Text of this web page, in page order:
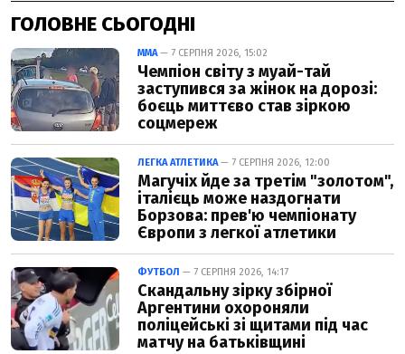
ГОЛОВНЕ СЬОГОДНІ
ММА— 7 СЕРПНЯ 2026, 15:02
Чемпіон світу з муай-тай
заступився за жінок на дорозі:
боєць миттєво став зіркою
соцмереж
ЛЕГКА АТЛЕТИКА— 7 СЕРПНЯ 2026, 12:00
Магучіх йде за третім "золотом",
італієць може наздогнати
Борзова: прев'ю чемпіонату
Європи з легкої атлетики
ФУТБОЛ — 7 СЕРПНЯ 2026, 14:17
Скандальну зірку збірної
Аргентини охороняли
поліцейські зі щитами під час
матчу на батьківщині